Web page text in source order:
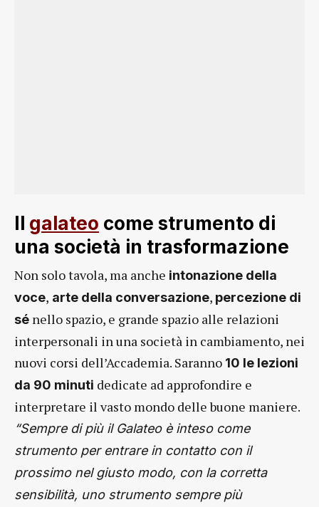
galateo come strumento di
una società in trasformazione
Non solo tavola, ma anche intonazione della
voce, arte della conversazione, percezione di
sé nello spazio, e grande spazio alle relazioni
interpersonali in una società in cambiamento, nei
nuovi corsi dell’Accademia. Saranno 10 le lezioni
da 90 minuti dedicate ad approfondire e
interpretare il vasto mondo delle buone maniere.
“Sempre di più il Galateo è inteso come
strumento per entrare in contatto con il
prossimo nel giusto modo, con la corretta
sensibilità, uno strumento sempre più